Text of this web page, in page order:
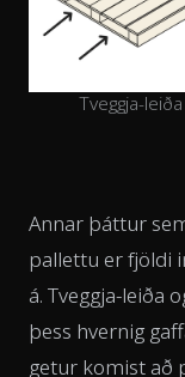
Tveggja-
Annar þáttur
pallettu er fjöldi
á. Tveggja-leiða
þess hvernig
getur komist að